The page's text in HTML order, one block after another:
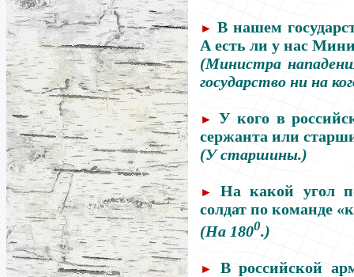
► В нашем
А есть ли у нас
(Министра
государство ни на
►
У кого в
сержанта или
(У старшины.)
►
На какой угол
солдат по команде
(На 1800.)
►
В российской